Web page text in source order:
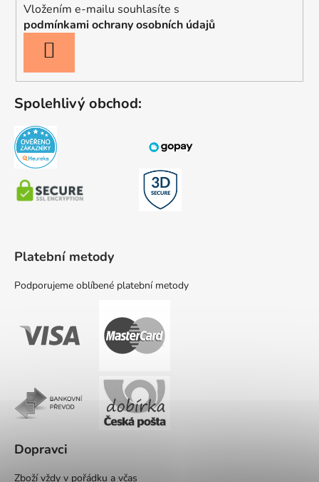
Vložením e-mailu souhlasíte s
podmínkami ochrany osobních údajů
SE
Spolehlivý obchod:
Platební metody
Podporujeme oblíbené platební metody
Dopravci
Zboží vždy v pořádku a včas